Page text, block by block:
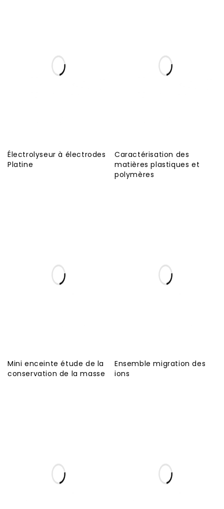
Électrolyseur à électrodes
Platine
Caractérisation des
matières plastiques et
polymères
Mini enceinte étude de la
conservation de la masse
Ensemble migration des
ions